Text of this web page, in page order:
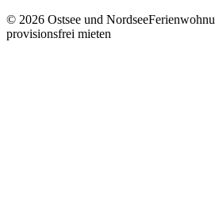
© 2026 Ostsee und Nordsee
provisionsfrei mieten